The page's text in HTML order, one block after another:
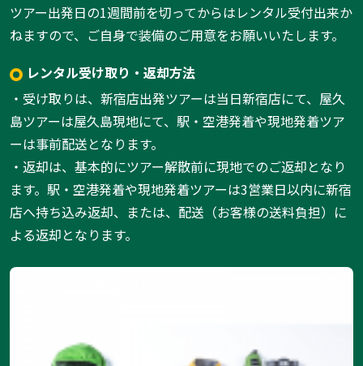
ツアー出発日の1週間前を切ってからはレンタル受付出来か
ねますので、ご自身で装備のご用意をお願いいたします。
レンタル受け取り・返却方法
・受け取りは、新宿店出発ツアーは当日新宿店にて、屋久
島ツアーは屋久島現地にて、駅・空港発着や現地発着ツア
ーは事前配送となります。
・返却は、基本的にツアー解散前に現地でのご返却となり
ます。駅・空港発着や現地発着ツアーは3営業日以内に新宿
店へ持ち込み返却、または、配送（お客様の送料負担）に
よる返却となります。